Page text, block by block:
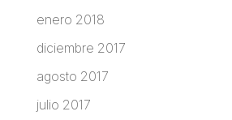
enero 2018
diciembre 2017
agosto 2017
julio 2017